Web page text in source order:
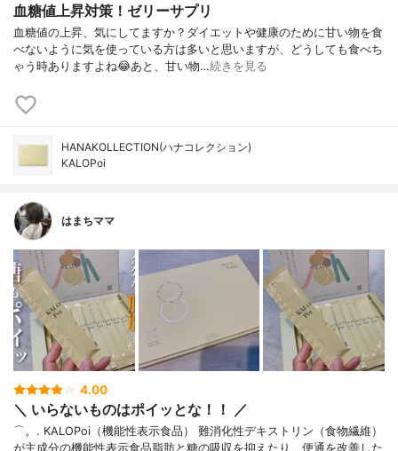
血糖値上昇対策！ゼリーサプリ
血糖値の上昇、気にしてますか？ダイエットや健康のために甘い物を食
べないように気を使っている方は多いと思いますが、どうしても食べち
ゃう時ありますよね😂あと、甘い物…続きを見る
HANAKOLLECTION(ハナコレクション)
KALOPoi
はまちママ
4.00
＼ いらないものはポイッとな！！ ／
⌒。. KALOPoi（機能性表示食品） 難消化性デキストリン（食物繊維）
が主成分の機能性表示食品脂肪と糖の吸収を抑えたり、便通を改善した